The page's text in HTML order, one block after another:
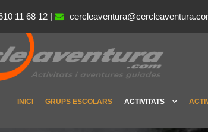
11 68 12 |
INICI GRUPS ESCOLARS ACTIVITATS